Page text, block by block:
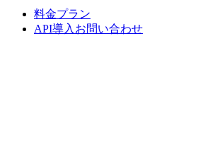
料金プラン
API導入お問い合わせ